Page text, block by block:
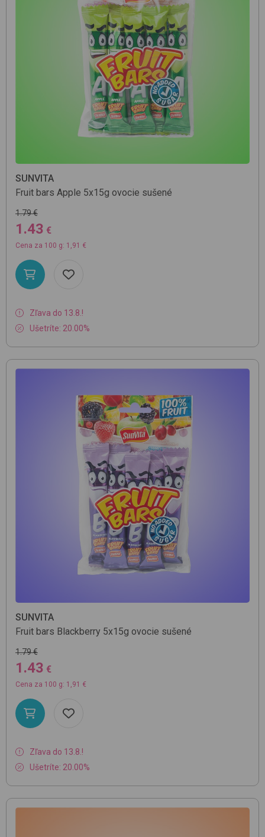
SUNVITA
Fruit bars Apple 5x15g ovocie sušené
1.79 €
1.43 €
Cena za 100 g: 1,91 €
Zľava do 13.8.!
Ušetríte: 20.00%
SUNVITA
Fruit bars Blackberry 5x15g ovocie sušené
1.79 €
1.43 €
Cena za 100 g: 1,91 €
Zľava do 13.8.!
Ušetríte: 20.00%